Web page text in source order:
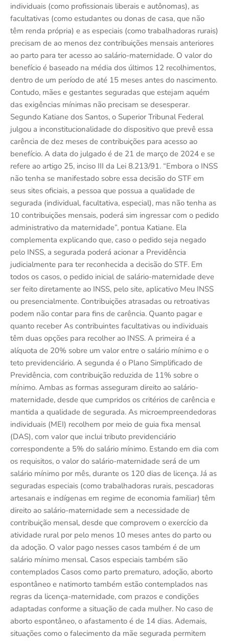
individuais (como profissionais liberais e autônomas), as
facultativas (como estudantes ou donas de casa, que não
têm renda própria) e as especiais (como trabalhadoras rurais)
precisam de ao menos dez contribuições mensais anteriores
ao parto para ter acesso ao salário-maternidade. O valor do
benefício é baseado na média dos últimos 12 recolhimentos,
dentro de um período de até 15 meses antes do nascimento.
Contudo, mães e gestantes seguradas que estejam aquém
das exigências mínimas não precisam se desesperar.
Segundo Katiane dos Santos, o Superior Tribunal Federal
julgou a inconstitucionalidade do dispositivo que prevê essa
carência de dez meses de contribuições para acesso ao
benefício. A data do julgado é de 21 de março de 2024 e se
refere ao artigo 25, inciso III da Lei 8.213/91. “Embora o INSS
não tenha se manifestado sobre essa decisão do STF em
seus sites oficiais, a pessoa que possua a qualidade de
segurada (individual, facultativa, especial), mas não tenha as
10 contribuições mensais, poderá sim ingressar com o pedido
administrativo da maternidade”, pontua Katiane. Ela
complementa explicando que, caso o pedido seja negado
pelo INSS, a segurada poderá acionar a Previdência
judicialmente para ter reconhecida a decisão do STF. Em
todos os casos, o pedido inicial de salário-maternidade deve
ser feito diretamente ao INSS, pelo site, aplicativo Meu INSS
ou presencialmente. Contribuições atrasadas ou retroativas
podem não contar para fins de carência. Quanto pagar e
quanto receber As contribuintes facultativas ou individuais
têm duas opções para recolher ao INSS. A primeira é a
alíquota de 20% sobre um valor entre o salário mínimo e o
teto previdenciário. A segunda é o Plano Simplificado de
Previdência, com contribuição reduzida de 11% sobre o
mínimo. Ambas as formas asseguram direito ao salário-
maternidade, desde que cumpridos os critérios de carência e
mantida a qualidade de segurada. As microempreendedoras
individuais (MEI) recolhem por meio de guia fixa mensal
(DAS), com valor que inclui tributo previdenciário
correspondente a 5% do salário mínimo. Estando em dia com
os requisitos, o valor do salário-maternidade será de um
salário mínimo por mês, durante os 120 dias de licença. Já as
seguradas especiais (como trabalhadoras rurais, pescadoras
artesanais e indígenas em regime de economia familiar) têm
direito ao salário-maternidade sem a necessidade de
contribuição mensal, desde que comprovem o exercício da
atividade rural por pelo menos 10 meses antes do parto ou
da adoção. O valor pago nesses casos também é de um
salário mínimo mensal. Casos especiais também são
contemplados Casos como parto prematuro, adoção, aborto
espontâneo e natimorto também estão contemplados nas
regras da licença-maternidade, com prazos e condições
adaptadas conforme a situação de cada mulher. No caso de
aborto espontâneo, o afastamento é de 14 dias. Ademais,
situações como o falecimento da mãe segurada permitem